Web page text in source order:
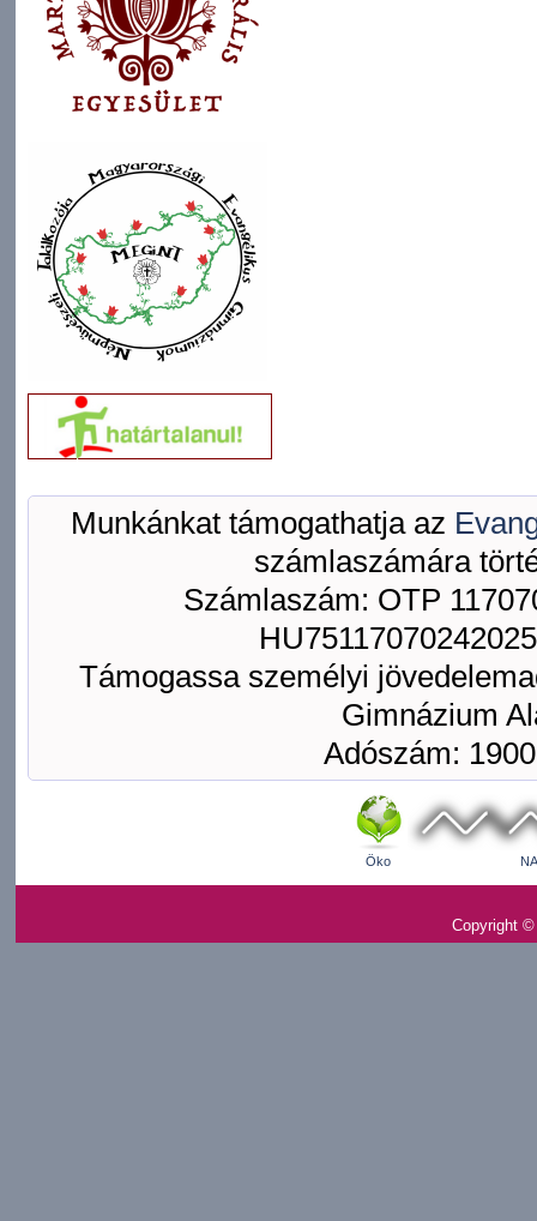
Munkánkat támogathatja az
számlaszámára
Számlaszám: OTP
Támogassa személyi
Gimnázium
Adószám:
Öko
Copyright